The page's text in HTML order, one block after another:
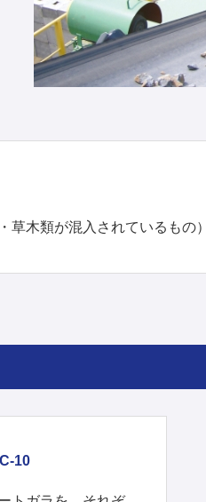
草木類が混入されているもの
10